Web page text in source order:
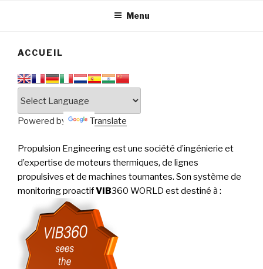
PERFORMANCE
Menu
ACCUEIL
Powered by Translate
Propulsion Engineering est une société d’ingénierie et
d’expertise de moteurs thermiques, de lignes
propulsives et de machines tournantes. Son système de
monitoring proactifVIB360 WORLD est destiné à :